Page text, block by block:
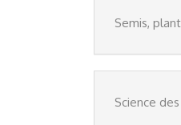
Semis,
Science